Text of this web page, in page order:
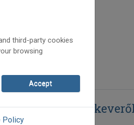
ifjúság... –
third-party cookies
browsing
Accept
Policy